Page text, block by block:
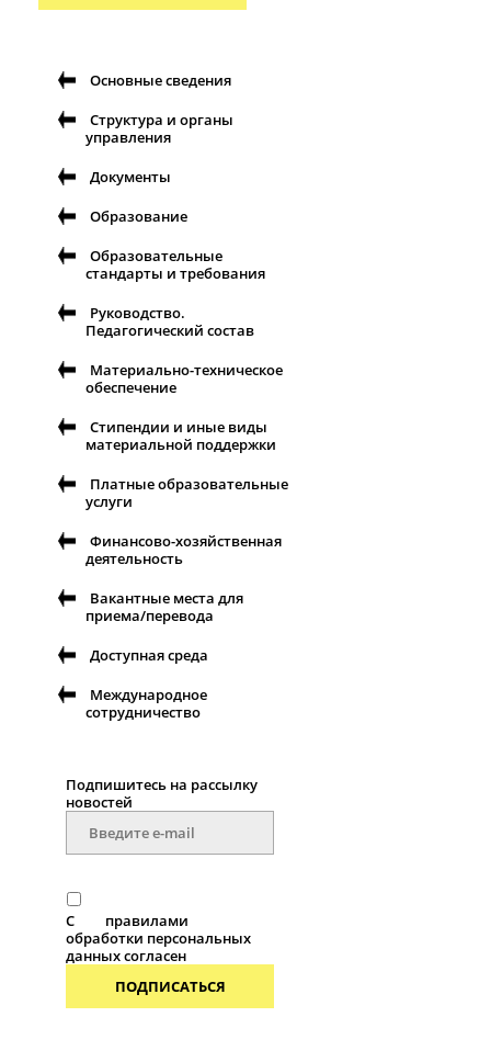
Основные сведения
Структура и органы
управления
Документы
Образование
Образовательные
стандарты и требования
Руководство.
Педагогический состав
Материально-техническое
обеспечение
Стипендии и иные виды
материальной поддержки
Платные образовательные
услуги
Финансово-хозяйственная
деятельность
Вакантные места для
приема/перевода
Доступная среда
Международное
сотрудничество
Подпишитесь на рассылку
новостей
С
правилами
обработки персональных
данных согласен
ПОДПИСАТЬСЯ